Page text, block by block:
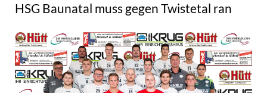
HSG Baunatal muss gegen Twistetal ran